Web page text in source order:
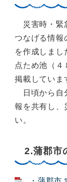
災害時・緊
つなげる情報
を作成しま
点ため池（４
掲載していま
日頃から自
報を共有し、
い。
2.蒲郡市